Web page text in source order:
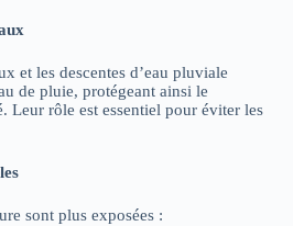
et les descentes d’eau pluviale
de pluie, protégeant ainsi le
Leur rôle est essentiel pour éviter les
sont plus exposées :